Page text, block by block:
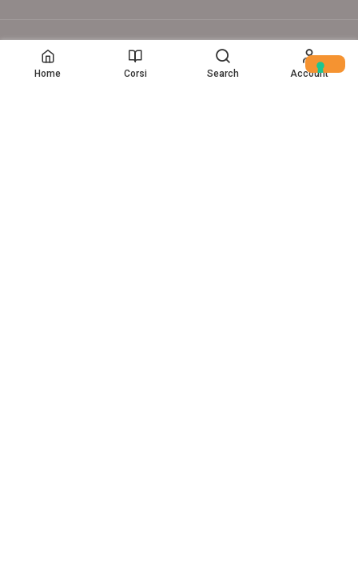
© Copyright – 2017-26 Delion srls – Tutti i diritti riservati
Home Corsi Search Account